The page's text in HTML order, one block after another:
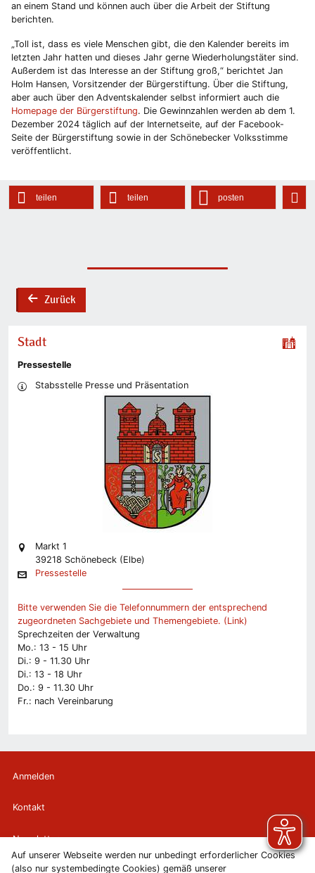
Auf unserer Webseite werden nur unbedingt erforderlicher Cookies
(also nur systembedingte Cookies) gemäß unserer
an einem Stand und können auch über die Arbeit der Stiftung
berichten.
„Toll ist, dass es viele Menschen gibt, die den Kalender bereits im
letzten Jahr hatten und dieses Jahr gerne Wiederholungstäter sind.
Außerdem ist das Interesse an der Stiftung groß,“ berichtet Jan
Holm Hansen, Vorsitzender der Bürgerstiftung. Über die Stiftung,
aber auch über den Adventskalender selbst informiert auch die
Homepage der Bürgerstiftung. Die Gewinnzahlen werden ab dem 1.
Dezember 2024 täglich auf der Internetseite, auf der Facebook-
Seite der Bürgerstiftung sowie in der Schönebecker Volksstimme
veröffentlicht.
teilen teilen posten
backZurück
Stadt
Pressestelle
Stabsstelle Presse und Präsentation
Markt 1
39218 Schönebeck (Elbe)
Pressestelle
Bitte verwenden Sie die Telefonnummern der entsprechend
zugeordneten Sachgebiete und Themengebiete. (Link)
Sprechzeiten der Verwaltung
Mo.: 13 - 15 Uhr
Di.: 9 - 11.30 Uhr
Di.: 13 - 18 Uhr
Do.: 9 - 11.30 Uhr
Fr.: nach Vereinbarung
Anmelden
Kontakt
Newsletter
Newsletterabmeldung